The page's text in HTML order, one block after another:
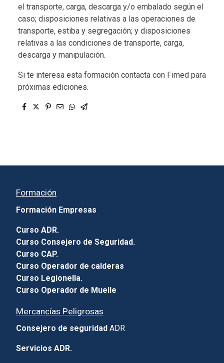
el transporte, carga, descarga y/o embalado según el
caso; disposiciones relativas a las operaciones de
transporte, estiba y segregación; y disposiciones
relativas a las condiciones de transporte, carga,
descarga y manipulación.
Si te interesa esta formación contacta con Fimed para
próximas ediciones.
Formación
Formación Empresas
Curso ADR.
Curso Consejero de Seguridad.
Curso CAP.
Curso Operador de calderas
Curso Legionella.
Curso Operador de Muelle
Mercancías Peligrosas
Consejero de seguridad ADR
Servicios ADR.